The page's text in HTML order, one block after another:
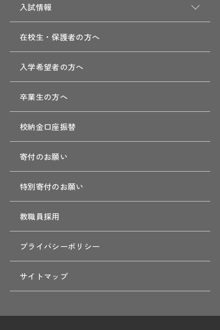
入試情報
在校生・保護者の方へ
入学希望者の方へ
卒業生の方へ
校納金口座振替
寄付のお願い
特別寄付のお願い
教職員採用
プライバシーポリシー
サイトマップ